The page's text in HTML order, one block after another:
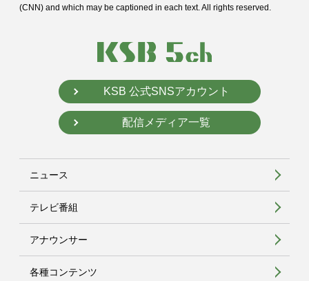
(CNN) and which may be captioned in each text. All rights reserved.
KSB 公式SNSアカウント
配信メディア一覧
ニュース
テレビ番組
アナウンサー
各種コンテンツ